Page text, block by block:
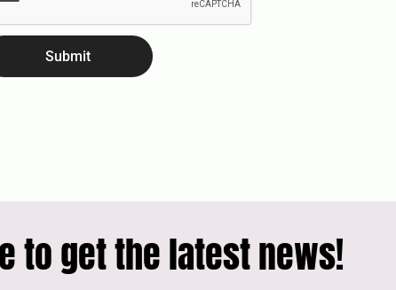
Submit
to get the latest news!